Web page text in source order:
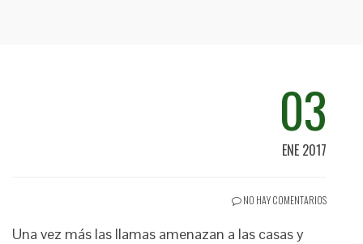
03
ENE 2017
NO HAY COMENTARIOS
Una vez más las llamas amenazan a las casas y